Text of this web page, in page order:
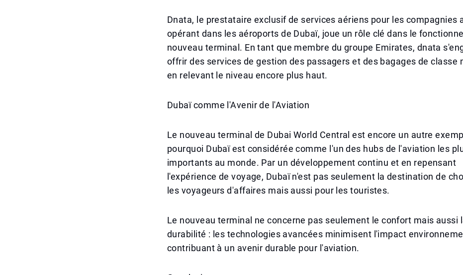
Dnata, le prestataire exclusif de services aériens pour les compagnies
opérant dans les aéroports de Dubaï, joue un rôle clé dans le
nouveau terminal. En tant que membre du groupe Emirates, dnata
offrir des services de gestion des passagers et des bagages de classe
en relevant le niveau encore plus haut.
Dubaï comme l'Avenir de l'Aviation
Le nouveau terminal de Dubai World Central est encore un autre
pourquoi Dubaï est considérée comme l'un des hubs de l'aviation les
importants au monde. Par un développement continu et en repensant
l'expérience de voyage, Dubaï n'est pas seulement la destination de
les voyageurs d'affaires mais aussi pour les touristes.
Le nouveau terminal ne concerne pas seulement le confort mais aussi
durabilité : les technologies avancées minimisent l'impact
contribuant à un avenir durable pour l'aviation.